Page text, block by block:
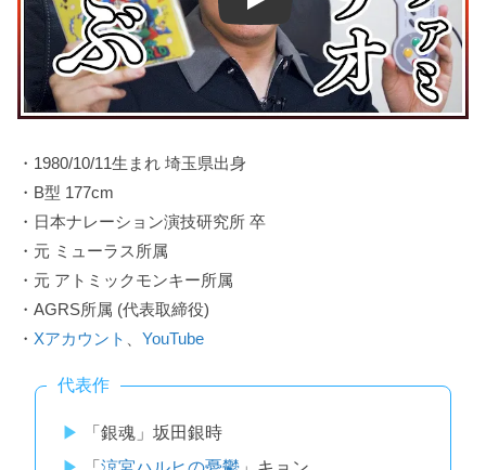
・1980/10/11生まれ 埼玉県出身
・B型 177cm
・日本ナレーション演技研究所 卒
・元 ミューラス所属
・元 アトミックモンキー所属
・AGRS所属 (代表取締役)
・ Xアカウント 、YouTube
代表作
「銀魂」坂田銀時